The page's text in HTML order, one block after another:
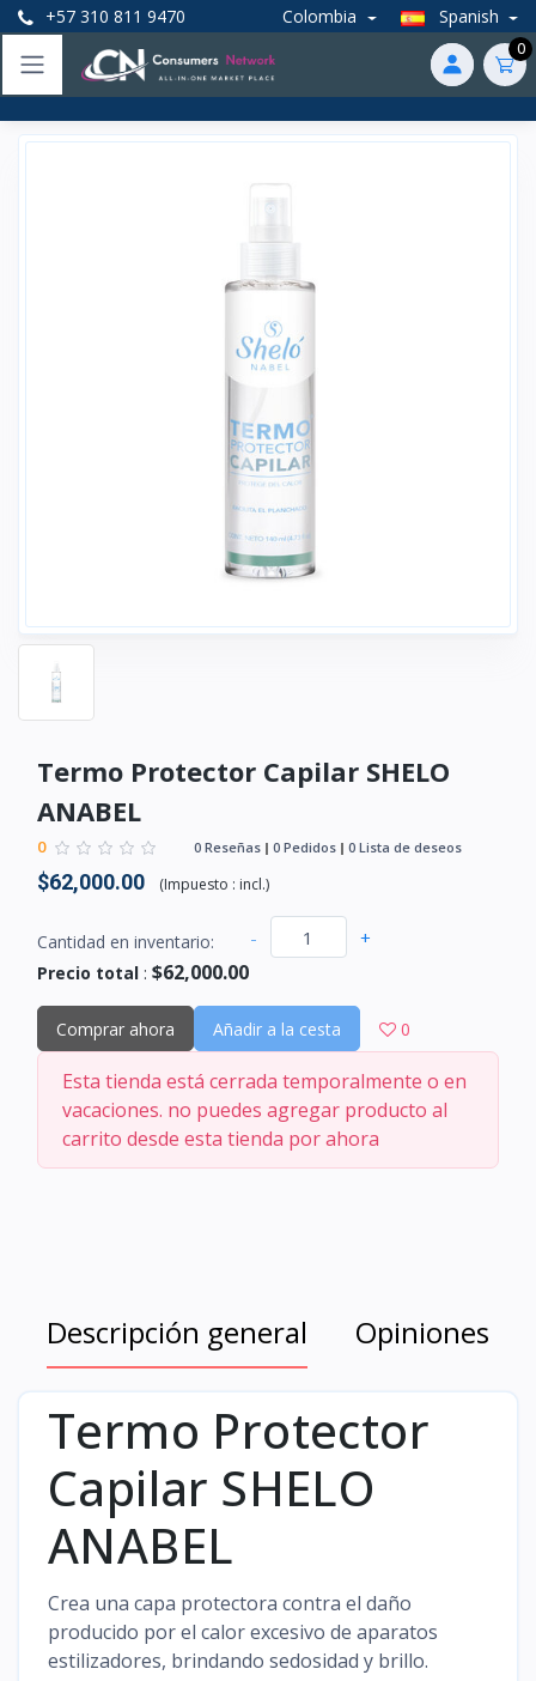
+57 310 811 9470 Colombia Spanish
0
Termo Protector Capilar SHELO
ANABEL
0 0 Reseñas 0 Pedidos 0 Lista de deseos
$62,000.00 (Impuesto : incl.)
Cantidad en inventario: - +
Precio total : $62,000.00
Comprar ahora Añadir a la cesta 0
Esta tienda está cerrada temporalmente o en
vacaciones. no puedes agregar producto al
carrito desde esta tienda por ahora
Descripción general Opiniones
Termo Protector
Capilar SHELO
ANABEL
Crea una capa protectora contra el daño
producido por el calor excesivo de aparatos
estilizadores, brindando sedosidad y brillo.